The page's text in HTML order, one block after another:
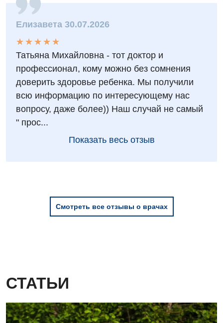
Детская аллергология
Детская гинекология
Детская кардиоревматология
Детская неврология
Детская ортопедия и травматология
Детская эндокринология
Елизавета 30.07.2026
★
★
★
★
★
★ ★ ★ ★ ★
Татьяна Михайловна - тот доктор и
профессионал, кому можно без сомнения
доверить здоровье ребенка. Мы получили
всю информацию по интересующему нас
вопросу, даже более)) Наш случай не самый
" прос...
Показать весь отзыв
Смотреть все отзывы о врачах
СТАТЬИ